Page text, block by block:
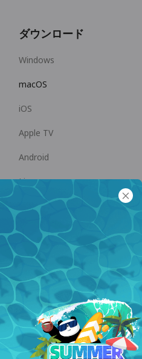
ダウンロード
Windows
macOS
iOS
Apple TV
Android
Linux
Android TV
協力
アフィリエイトになる
験を向上させるため
については、プライ
同意する